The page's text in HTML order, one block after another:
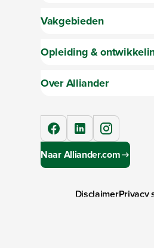
Vakgebieden
Opleiding &
Over Alliander
facebooklinkedIninstagram
Naar Alliander.com
DisclaimerPrivacy